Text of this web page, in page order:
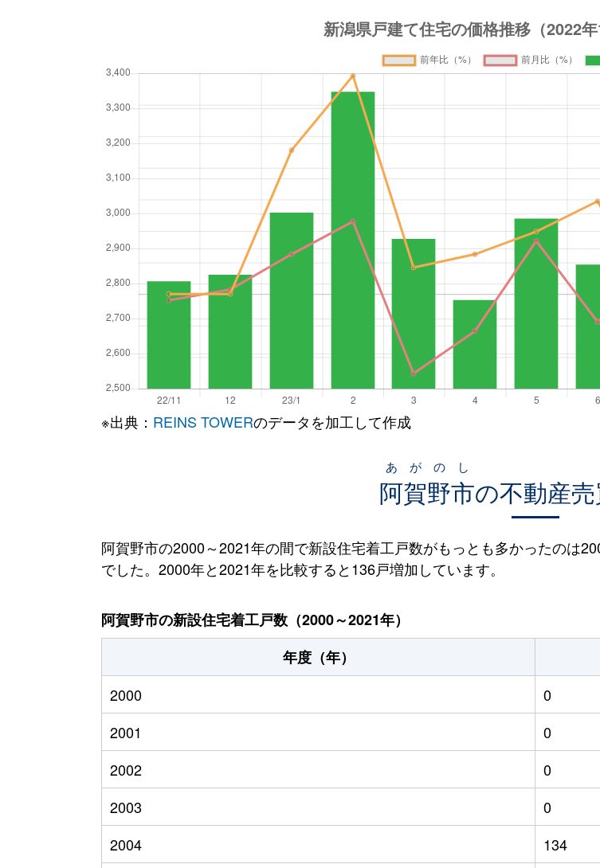
※出典： REINS TOWERのデータを加工して作成
阿賀野市
あがのし
の不動産
阿賀野市の2000～2021年の間で新設住宅着工戸数がもっとも多かったのは
でした。2000年と2021年を比較すると136戸増加しています。
阿賀野市の新設住宅着工戸数（2000～2021年）
年度（年）
2000
0
2001
0
2002
0
2003
0
2004
134